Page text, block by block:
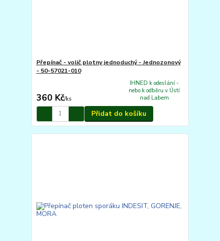
Přepínač - volič plotny jednoduchý - Jednozonový
- 50-57021-010
360 Kč/ks
IHNED k odeslání -
nebo k odběru v Ústí
nad Labem
Přidat do košíku